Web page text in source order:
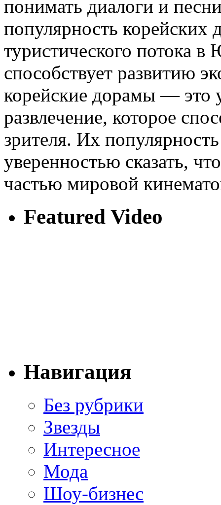
понимать диалоги и
популярность
туристического потока
способствует развитию
корейские дорамы — это
развлечение, которое
зрителя. Их
уверенностью сказать,
частью мировой
Featured Video
Навигация
Без рубрики
Звезды
Интересное
Мода
Шоу-бизнес